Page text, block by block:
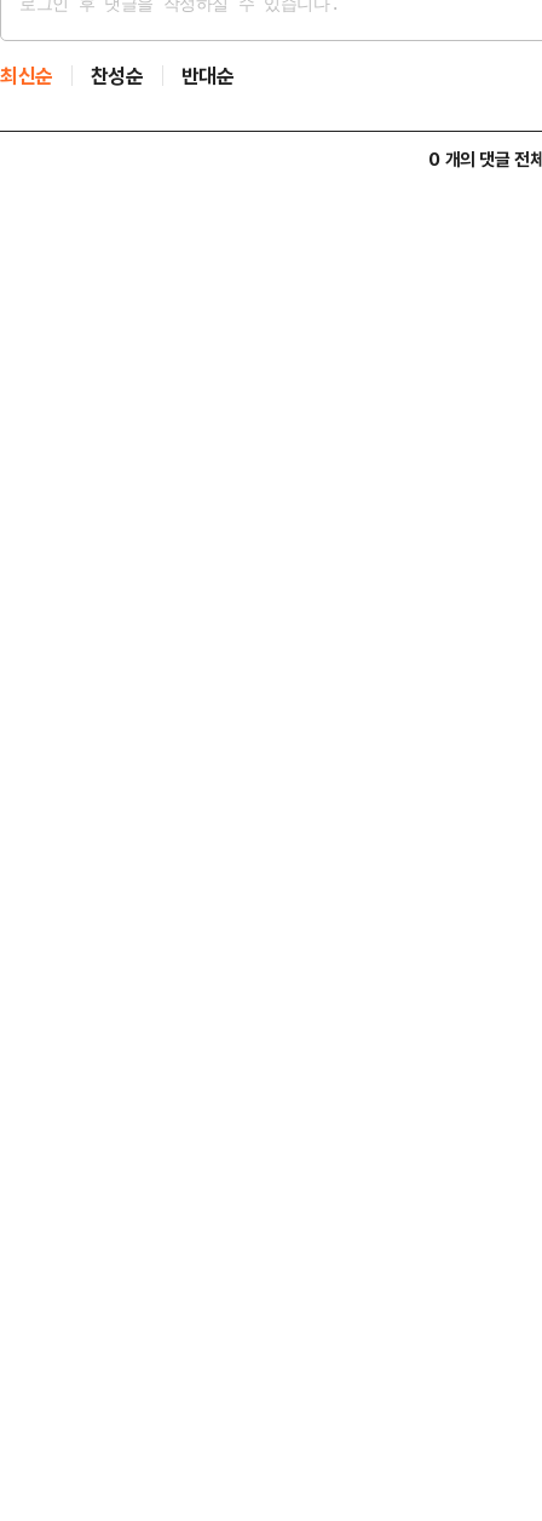
최신순 찬성순 반대순
0 개의 댓글 전